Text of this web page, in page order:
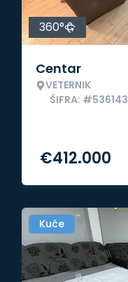
360°
Centar
VETERNIK
ŠIFRA: #536143
€412.000
Kuće